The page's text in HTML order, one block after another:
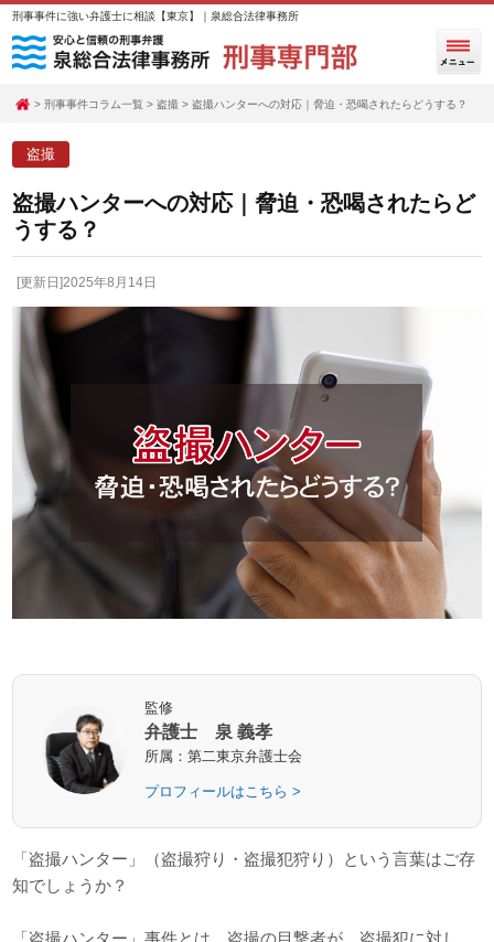
刑事事件に強い弁護士に相談【東京】｜泉総合法律事務所
刑事事件コラム一覧 盗撮 盗撮ハンターへの対応｜脅迫・恐喝されたらどうする？
盗撮
盗撮ハンターへの対応｜脅迫・恐喝されたらど
うする？
[更新日]2025年8月14日
監修
弁護士 泉 義孝
所属：第二東京弁護士会
プロフィールはこちら >
「盗撮ハンター」（盗撮狩り・盗撮犯狩り）という言葉はご存
知でしょうか？